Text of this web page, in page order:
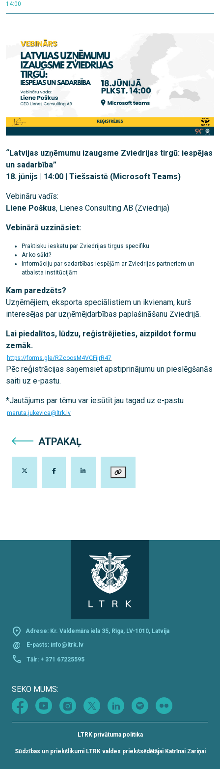
14:00
“Latvijas uzņēmumu izaugsme Zviedrijas tirgū: iespējas
un sadarbība”
18. jūnijs | 14:00 | Tiešsaistē (Microsoft Teams)
Vebināru vadīs:
Liene Poškus, Lienes Consulting AB (Zviedrija)
Vebinārā uzzināsiet:
Praktisku ieskatu par Zviedrijas tirgus specifiku
Ar ko sākt?
Informāciju par sadarbības iespējām ar Zviedrijas partneriem un
atbalsta institūcijām
Kam paredzēts?
Uzņēmējiem, eksporta speciālistiem un ikvienam, kurš
interesējas par uzņēmējdarbības paplašināšanu Zviedrijā.
Lai piedalītos, lūdzu, reģistrējieties, aizpildot formu
zemāk.
https://forms.gle/RZcoosM4VCFijrR47
Pēc reģistrācijas saņemsiet apstiprinājumu un pieslēgšanās
saiti uz e-pastu.
*Jautājums par tēmu var iesūtīt jau tagad uz e-pastu
maruta.jukevica@ltrk.lv
ATPAKAĻ
Adrese: Kr. Valdemāra iela 35, Rīga, LV-1010, Latvija
@ E-pasts: info@ltrk.lv
Tālr: + 371 67225595
SEKO MUMS:
LTRK privātuma politika
Sūdzības un priekšlikumi LTRK valdes priekšsēdētājai Katrīnai Zariņai